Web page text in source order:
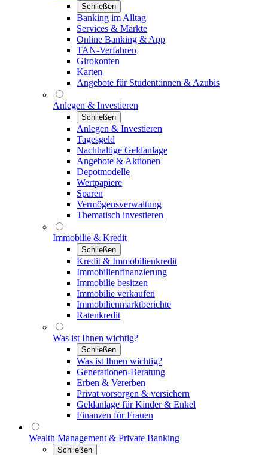
Schließen
Banking im Alltag
Services & Märkte
Online Banking & App
TAN-Verfahren
Girokonten
Karten
Angebote für Student:innen & Azubis
Anlegen & Investieren
Schließen
Anlegen & Investieren
Tagesgeld
Nachhaltige Geldanlage
Angebote & Aktionen
Depotmodelle
Wertpapiere
Sparen
Vermögensverwaltung
Thematisch investieren
Immobilie & Kredit
Schließen
Kredit & Immobilienkredit
Immobilienfinanzierung
Immobilie besitzen
Immobilie verkaufen
Immobilienmarktberichte
Ratenkredit
Was ist Ihnen wichtig?
Schließen
Was ist Ihnen wichtig?
Generationen-Beratung
Erben & Vererben
Privat vorsorgen & versichern
Geldanlage für Kinder & Enkel
Finanzen für Frauen
Wealth Management & Private Banking
Schließen